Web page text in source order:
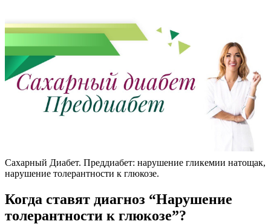
Сахарный Диабет. Преддиабет: нарушение гликемии натощак,
нарушение толерантности к глюкозе.
Когда ставят диагноз “Нарушение
толерантности к глюкозе”?